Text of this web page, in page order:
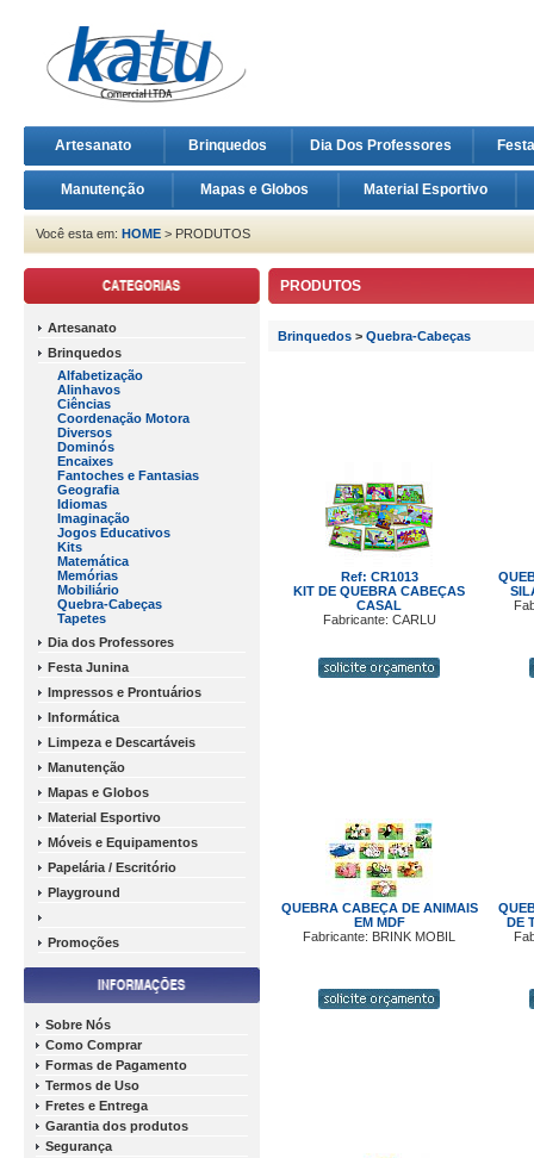
Artesanato Brinquedos Dia Dos Professores
Manutenção Mapas e Globos Material Esportivo
Você esta em: HOME > PRODUTOS
Artesanato
Brinquedos
Alfabetização
Alinhavos
Ciências
Coordenação Motora
Diversos
Dominós
Encaixes
Fantoches e Fantasias
Geografia
Idiomas
Imaginação
Jogos Educativos
Kits
Matemática
Memórias
Mobiliário
Quebra-Cabeças
Tapetes
Dia dos Professores
Festa Junina
Impressos e Prontuários
Informática
Limpeza e Descartáveis
Manutenção
Mapas e Globos
Material Esportivo
Móveis e Equipamentos
Papelária / Escritório
Playground
Promoções
Sobre Nós
Como Comprar
Formas de Pagamento
Termos de Uso
Fretes e Entrega
Garantia dos produtos
Segurança
PRODUTOS
Brinquedos > Quebra-Cabeças
Ref: CR1013
KIT DE QUEBRA CABEÇAS
CASAL
Fabricante: CARLU
QUEBRA CABEÇA DE ANIMAIS
EM MDF
Fabricante: BRINK MOBIL
DE